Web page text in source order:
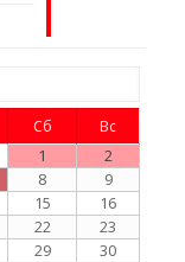
Сб Вс
1
2
8
9
15
16
22
23
29
30